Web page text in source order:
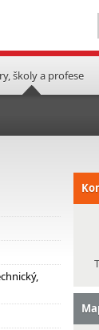
školy a profese